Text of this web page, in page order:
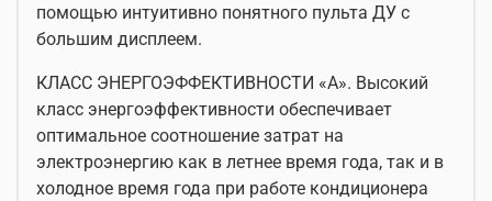
помощью интуитивно понятного пульта ДУ с
большим дисплеем.
КЛАСС ЭНЕРГОЭФФЕКТИВНОСТИ «А». Высокий
класс энергоэффективности обеспечивает
оптимальное соотношение затрат на
электроэнергию как в летнее время года, так и в
холодное время года при работе кондиционера